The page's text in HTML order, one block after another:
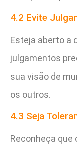
4.2 Evite
Esteja aberto a
julgamentos
sua visão de
os outros.
4.3 Seja
Reconheça